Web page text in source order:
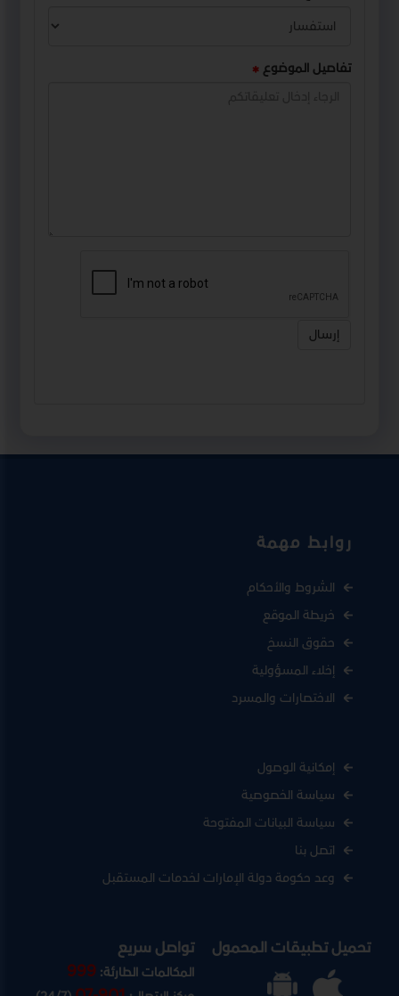
تفاصيل الموضوع
إرسال
روابط مهمة
الشروط والأحكام
خريطة الموقع
حقوق النسخ
إخلاء المسؤولية
الاختصارات والمسرد
إمكانية الوصول
سياسة الخصوصية
سياسة البيانات المفتوحة
اتصل بنا
وعد حكومة دولة الإمارات لخدمات المستقبل
تحميل تطبيقات المحمول تواصل سريع
المكالمات الطارئة:999